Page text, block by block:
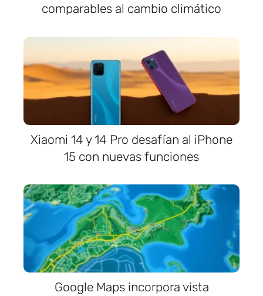
comparables al cambio climático
Xiaomi 14 y 14 Pro desafían al iPhone
15 con nuevas funciones
Google Maps incorpora vista